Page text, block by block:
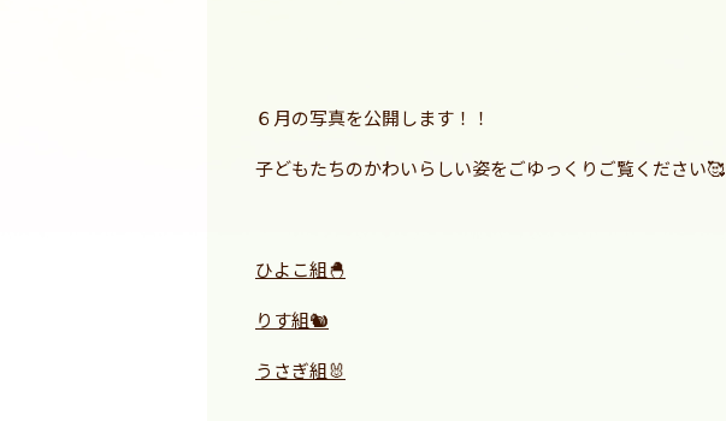
６月の写真を公開します！！
子どもたちのかわいらしい姿をごゆっくりご覧ください🥰
ひよこ組🐣
りす組🐿️
うさぎ組🐰